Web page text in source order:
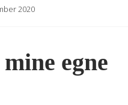
2020
egne